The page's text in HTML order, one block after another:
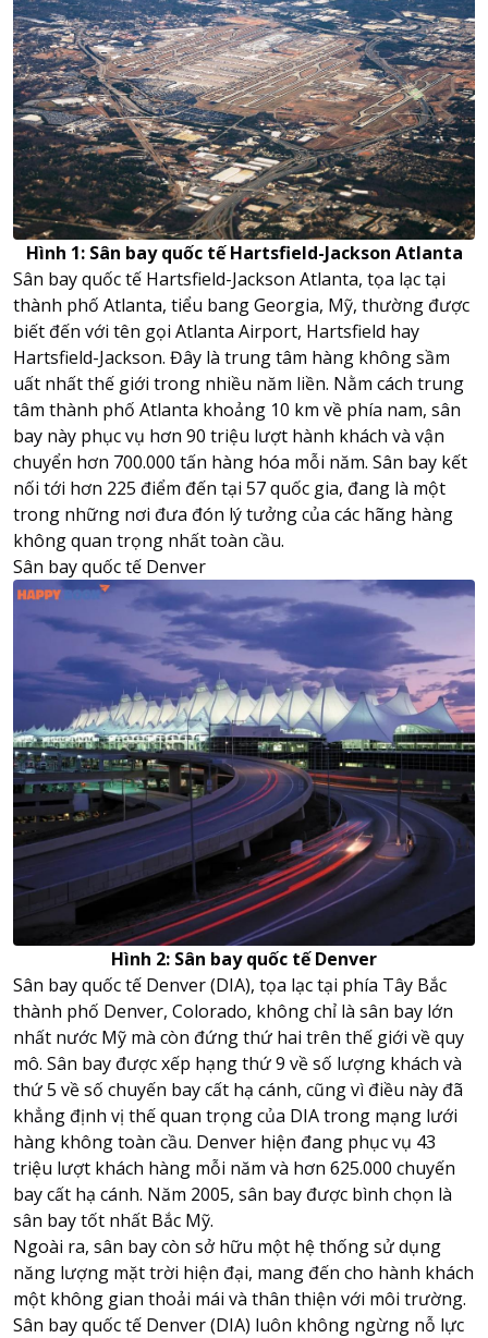
Hình 1: Sân bay quốc tế Hartsfield-Jackson Atlanta
Sân bay quốc tế Hartsfield-Jackson Atlanta, tọa lạc tại
thành phố Atlanta, tiểu bang Georgia, Mỹ, thường được
biết đến với tên gọi Atlanta Airport, Hartsfield hay
Hartsfield-Jackson. Đây là trung tâm hàng không sầm
uất nhất thế giới trong nhiều năm liền. Nằm cách trung
tâm thành phố Atlanta khoảng 10 km về phía nam, sân
bay này phục vụ hơn 90 triệu lượt hành khách và vận
chuyển hơn 700.000 tấn hàng hóa mỗi năm. Sân bay kết
nối tới hơn 225 điểm đến tại 57 quốc gia, đang là một
trong những nơi đưa đón lý tưởng của các hãng hàng
không quan trọng nhất toàn cầu.
Sân bay quốc tế Denver
Hình 2: Sân bay quốc tế Denver
Sân bay quốc tế Denver (DIA), tọa lạc tại phía Tây Bắc
thành phố Denver, Colorado, không chỉ là sân bay lớn
nhất nước Mỹ mà còn đứng thứ hai trên thế giới về quy
mô. Sân bay được xếp hạng thứ 9 về số lượng khách và
thứ 5 về số chuyến bay cất hạ cánh, cũng vì điều này đã
khẳng định vị thế quan trọng của DIA trong mạng lưới
hàng không toàn cầu. Denver hiện đang phục vụ 43
triệu lượt khách hàng mỗi năm và hơn 625.000 chuyến
bay cất hạ cánh. Năm 2005, sân bay được bình chọn là
sân bay tốt nhất Bắc Mỹ.
Ngoài ra, sân bay còn sở hữu một hệ thống sử dụng
năng lượng mặt trời hiện đại, mang đến cho hành khách
một không gian thoải mái và thân thiện với môi trường.
Sân bay quốc tế Denver (DIA) luôn không ngừng nỗ lực